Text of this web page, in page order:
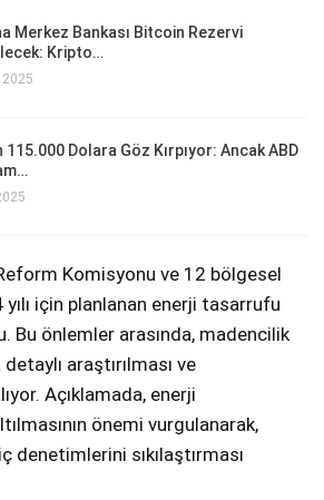
Merkez Bankası Bitcoin Rezervi
Kripto…
2025
115.000 Dolara Göz Kırpıyor: Ancak ABD
Komisyonu ve 12 bölgesel
için planlanan enerji tasarrufu
Bu önlemler arasında, madencilik
araştırılması ve
Açıklamada, enerji
önemi vurgulanarak,
denetimlerini sıkılaştırması